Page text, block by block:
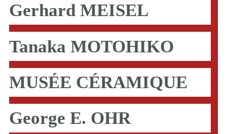
Gerhard MEISEL
Tanaka MOTOHIKO
MUSÉE CÉRAMIQUE
George E. OHR